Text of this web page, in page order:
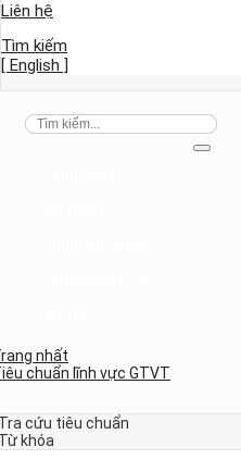
Liên hệ
Tìm kiếm
[ English ]
nhất
chuẩn lĩnh vực GTVT
cứu tiêu chuẩn
khóa